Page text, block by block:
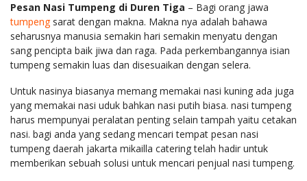
Pesan Nasi Tumpeng di Duren Tiga – Bagi orang jawa
tumpengsarat dengan makna. Makna nya adalah bahawa
seharusnya manusia semakin hari semakin menyatu dengan
sang pencipta baik jiwa dan raga. Pada perkembangannya isian
tumpeng semakin luas dan disesuaikan dengan selera.
Untuk nasinya biasanya memang memakai nasi kuning ada juga
yang memakai nasi uduk bahkan nasi putih biasa. nasi tumpeng
harus mempunyai peralatan penting selain tampah yaitu cetakan
nasi. bagi anda yang sedang mencari tempat pesan nasi
tumpeng daerah jakarta mikailla catering telah hadir untuk
memberikan sebuah solusi untuk mencari penjual nasi tumpeng.